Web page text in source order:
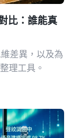
比：誰能真
差異，以及為
理工具。